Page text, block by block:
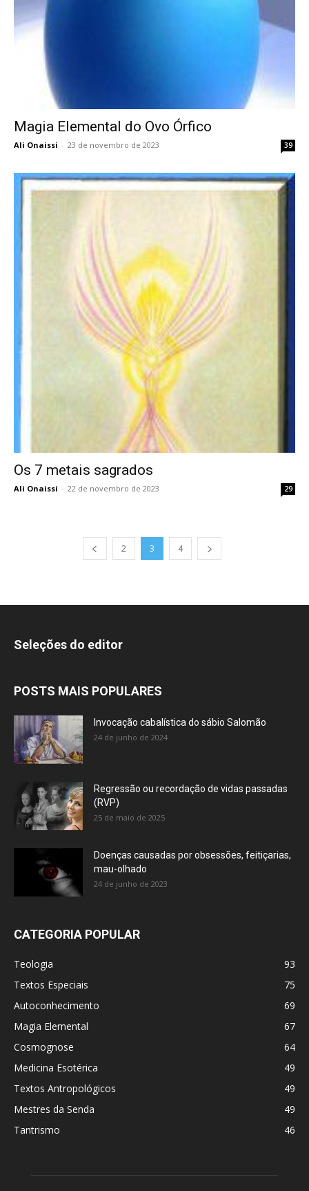
Magia Elemental do Ovo Órfico
Ali Onaissi - 23 de novembro de 2023 39
Os 7 metais sagrados
Ali Onaissi - 22 de novembro de 2023 29
2 3 4
Seleções do editor
POSTS MAIS POPULARES
Invocação cabalística do sábio Salomão
24 de junho de 2024
Regressão ou recordação de vidas passadas
(RVP)
25 de maio de 2025
Doenças causadas por obsessões, feitiçarias,
mau-olhado
24 de junho de 2023
CATEGORIA POPULAR
Teologia
93
Textos Especiais
75
Autoconhecimento
69
Magia Elemental
67
Cosmognose
64
Medicina Esotérica
49
Textos Antropológicos
49
Mestres da Senda
49
Tantrismo
46